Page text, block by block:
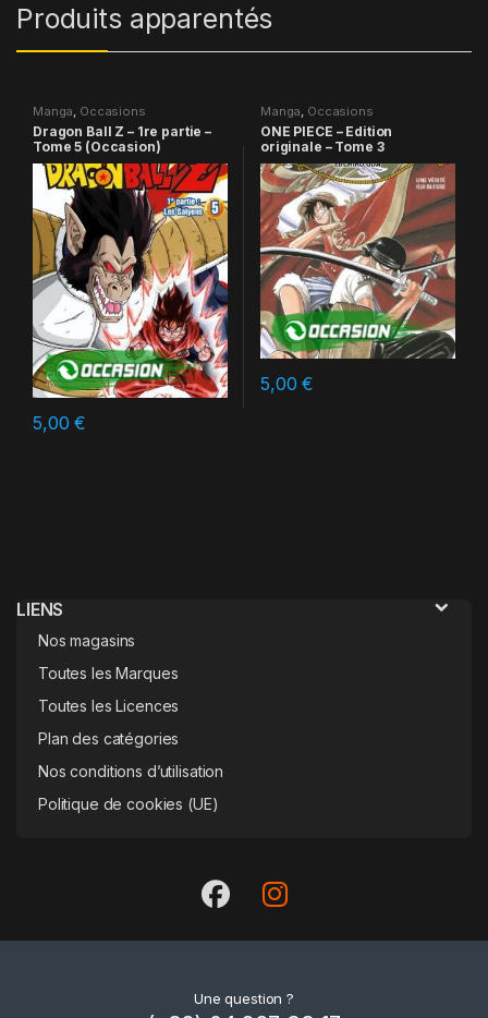
Produits apparentés
Manga, Occasions
Dragon Ball Z – 1re partie –
Tome 5 (Occasion)
5,00€
Manga, Occasions
ONE PIECE – Edition
originale – Tome 3
5,00€
LIENS
Nos magasins
Toutes les Marques
Toutes les Licences
Plan des catégories
Nos conditions d’utilisation
Politique de cookies (UE)
Une question ?